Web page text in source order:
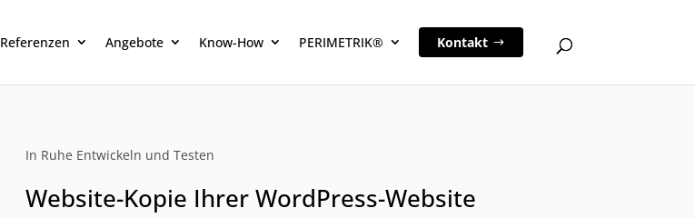
Referenzen Angebote Know-How PERIMETRIK® Kontakt
In Ruhe Entwickeln und Testen
Website-Kopie Ihrer WordPress-Website